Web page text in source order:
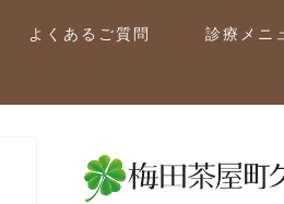
よくあるご質問 診療メニ